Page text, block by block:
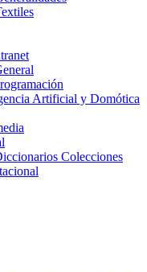
Artificial y Domótica
Colecciones